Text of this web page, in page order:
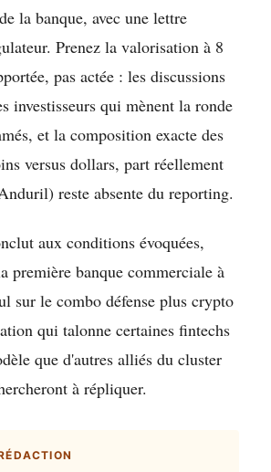
la banque, avec une lettre
Prenez la valorisation à 8
pas actée : les discussions
investisseurs qui mènent la ronde
et la composition exacte des
versus dollars, part réellement
reste absente du reporting.
aux conditions évoquées,
première banque commerciale à
sur le combo défense plus crypto
qui talonne certaines fintechs
que d'autres alliés du cluster
à répliquer.